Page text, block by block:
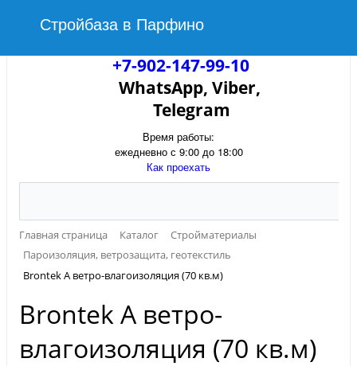
Стройбаза в Парфино
+7-902-147-99-10
WhatsApp, Viber,
Telegram
Время работы:
ежедневно с 9:00 до 18:00
Как проехать
Главная страница Каталог
Стройматериалы
Пароизоляция, ветрозащита, геотекстиль
Brontek A ветро-влагоизоляция (70 кв.м)
Brontek A ветро-
влагоизоляция (70 кв.м)